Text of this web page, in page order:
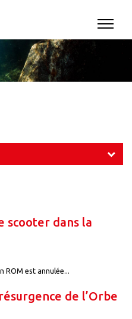
scooter dans la
ROM est annulée...
de l’Orbe